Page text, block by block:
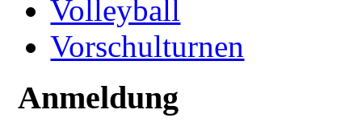
Volleyball
Vorschulturnen
Anmeldung